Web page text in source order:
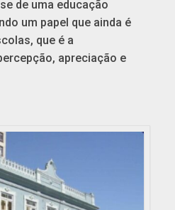
de uma educação
um papel que ainda é
que é a
apreciação e